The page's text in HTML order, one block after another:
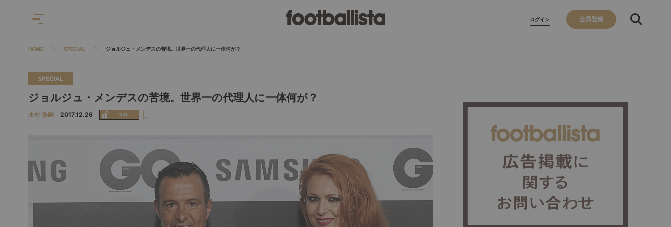
ログイン 会員登録
HOME SPECIAL ジョルジュ・メンデスの苦境。世界一の代理人に一体何が？
SPECIAL
ジョルジュ・メンデスの苦境。世界一の代理人に一体何が？
木村 浩嗣 2017.12.26